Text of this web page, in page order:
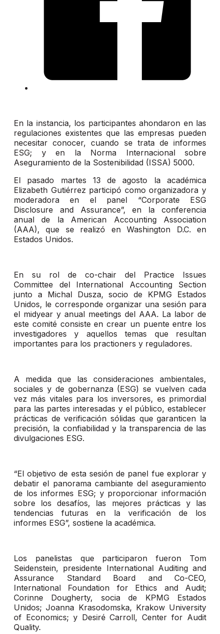
En la instancia, los participantes ahondaron en las
regulaciones existentes que las empresas pueden
necesitar conocer, cuando se trata de informes
ESG; y en la Norma Internacional sobre
Aseguramiento de la Sostenibilidad (ISSA) 5000.
El pasado martes 13 de agosto la académica
Elizabeth Gutiérrez participó como organizadora y
moderadora en el panel “Corporate ESG
Disclosure and Assurance”, en la conferencia
anual de la American Accounting Association
(AAA), que se realizó en Washington D.C. en
Estados Unidos.
En su rol de co-chair del Practice Issues
Committee del International Accounting Section
junto a Michal Dusza, socio de KPMG Estados
Unidos, le corresponde organizar una sesión para
el midyear y anual meetings del AAA. La labor de
este comité consiste en crear un puente entre los
investigadores y aquellos temas que resultan
importantes para los practioners y reguladores.
A medida que las consideraciones ambientales,
sociales y de gobernanza (ESG) se vuelven cada
vez más vitales para los inversores, es primordial
para las partes interesadas y el público, establecer
prácticas de verificación sólidas que garanticen la
precisión, la confiabilidad y la transparencia de las
divulgaciones ESG.
“El objetivo de esta sesión de panel fue explorar y
debatir el panorama cambiante del aseguramiento
de los informes ESG; y proporcionar información
sobre los desafíos, las mejores prácticas y las
tendencias futuras en la verificación de los
informes ESG”, sostiene la académica.
Los panelistas que participaron fueron Tom
Seidenstein, presidente International Auditing and
Assurance Standard Board and Co-CEO,
International Foundation for Ethics and Audit;
Corinne Dougherty, socia de KPMG Estados
Unidos; Joanna Krasodomska, Krakow University
of Economics; y Desiré Carroll, Center for Audit
Quality.